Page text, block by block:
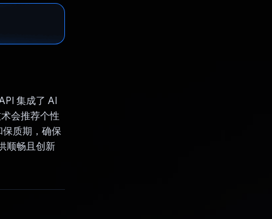
集成了 AI
会推荐个性
质期，确保
顺畅且创新